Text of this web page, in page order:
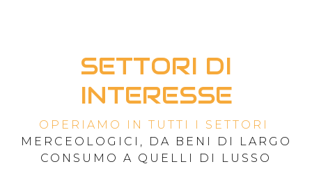
SETTORI DI
INTERESSE
OPERIAMO
IN TUTTI I SETTORI
MERCEOLOGICI, DA BENI
DI LARGO
CONSUMO A QUELLI DI LUSSO